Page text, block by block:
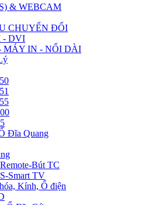
& WEBCAM
CHUYỂN ĐỔI
- DVI
MÁY IN - NỐI DÀI
Đĩa Quang
Bút TC
Smart TV
Kính, Ổ điện